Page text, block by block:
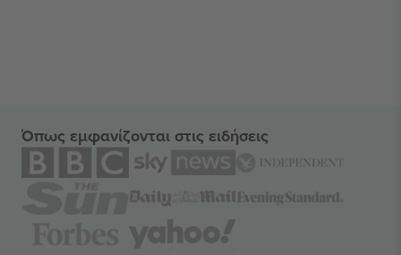
Όπως εμφανίζονται στις ειδήσεις